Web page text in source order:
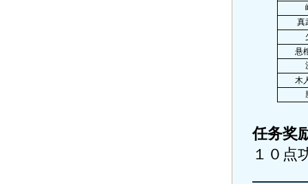
真
悬
木
任务奖
１０点